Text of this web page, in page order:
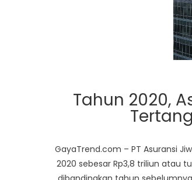
Tahun 2020,
GayaTrend.com – PT Asuransi
2020 sebesar Rp3,8 triliun atau